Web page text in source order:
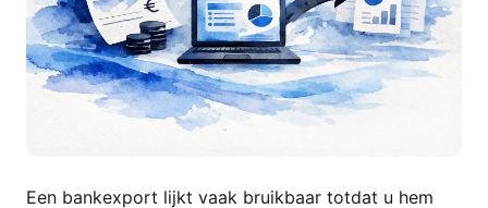
Een bankexport lijkt vaak bruikbaar totdat u hem